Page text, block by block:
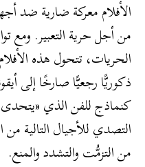
الأفلام معركة ضارية ضد
من أجل حرية التعبير. ومع
الحريات، تتحول هذه
ذكوريًّا رجعيًّا صارخًا إلى
كنماذج للفن الذي
التصدي للأجيال التالية من
من التزمُّت والتشدد والمنع.